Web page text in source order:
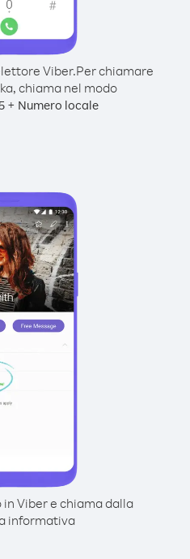
Viber.Per chiamare
chiama nel modo
+ Numero locale
Viber e chiama dalla
informativa